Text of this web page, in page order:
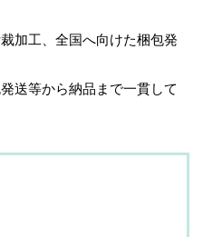
加工、全国へ向けた梱包発
送等から納品まで一貫して